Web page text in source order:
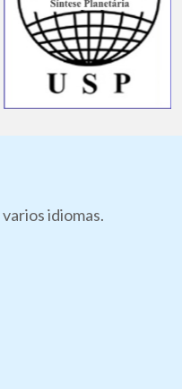
idiomas.